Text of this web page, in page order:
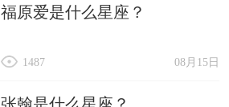
福原爱是什么星座？
08月15日
1487